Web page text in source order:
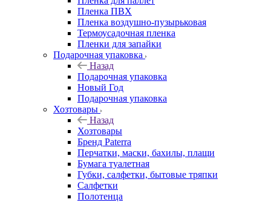
Пленка ПВХ
Пленка воздушно-пузырьковая
Термоусадочная пленка
Пленки для запайки
Подарочная упаковка
Назад
Подарочная упаковка
Новый Год
Подарочная упаковка
Хозтовары
Назад
Хозтовары
Бренд Paterra
Перчатки, маски, бахилы, плащи
Бумага туалетная
Губки, салфетки, бытовые тряпки
Салфетки
Полотенца